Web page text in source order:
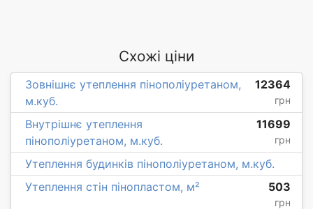
Схожі ціни
Зовнішнє утеплення пінополіуретаном,
м.куб.
12364
грн
Внутрішнє утеплення
пінополіуретаном, м.куб.
11699
грн
Утеплення будинків пінополіуретаном, м.куб.
Утеплення стін пінопластом, м²
503
грн